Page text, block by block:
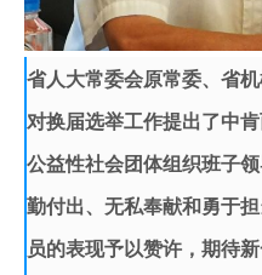
省人大常委会原常委、省
对换届选举工作提出了中
公益性社会团体组织班子
勤付出、无私奉献和勇于
员的表现予以赞许，期待